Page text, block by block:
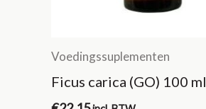
Voedingssuplementen
Ficus carica (GO) 100 ml